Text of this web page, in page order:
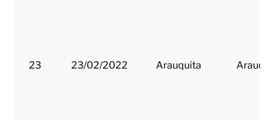
23 23/02/2022 Arauquita Arauca